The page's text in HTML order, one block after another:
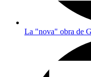
La "nova" obra de